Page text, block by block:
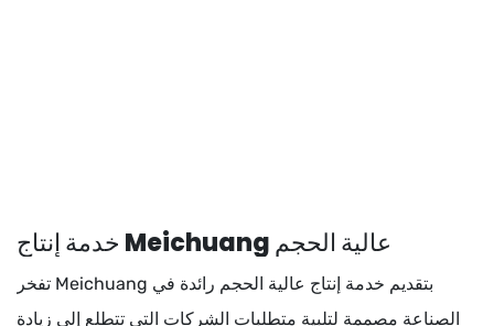
خدمة إنتاج Meichuang عالية الحجم
تفخر Meichuang بتقديم خدمة إنتاج عالية الحجم رائدة في
الصناعة مصممة لتلبية متطلبات الشركات التي تتطلع إلى زيادة